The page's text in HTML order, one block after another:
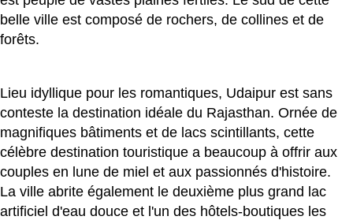
belle ville est composé de rochers, de collines et de
forêts.
Lieu idyllique pour les romantiques, Udaipur est sans
conteste la destination idéale du Rajasthan. Ornée de
magnifiques bâtiments et de lacs scintillants, cette
célèbre destination touristique a beaucoup à offrir aux
couples en lune de miel et aux passionnés d'histoire.
La ville abrite également le deuxième plus grand lac
artificiel d'eau douce et l'un des hôtels-boutiques les